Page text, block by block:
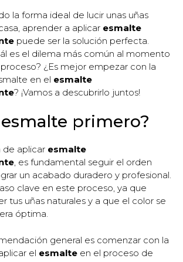
la forma ideal de lucir unas uñas
aprender a aplicar esmalte
puede ser la solución perfecta.
es el dilema más común al momento
¿Es mejor empezar con la
en el esmalte
? ¡Vamos a descubrirlo juntos!
esmalte primero?
de aplicar esmalte
, es fundamental seguir el orden
un acabado duradero y profesional.
clave en este proceso, ya que
tus uñas naturales y a que el color se
óptima.
general es comenzar con la
el esmalte en el proceso de